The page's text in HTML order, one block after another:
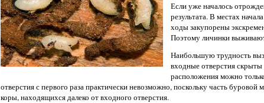
Если уже началось
результата. В местах
ходы закупорены
Поэтому личинки
Наибольшую трудность
входные отверстия
расположения можно
отверстия с первого раза практически невозможно, поскольку часть буровой
коры, находящихся далеко от входного отверстия.